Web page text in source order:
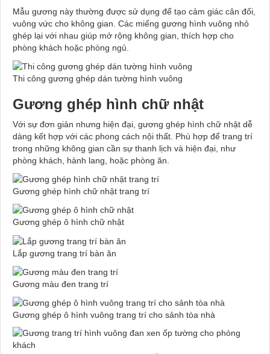
Mẫu gương này thường được sử dụng để tạo cảm giác cân đối,
vuông vức cho không gian. Các miếng gương hình vuông nhỏ
ghép lại với nhau giúp mở rộng không gian, thích hợp cho
phòng khách hoặc phòng ngủ.
Thi công gương ghép dán tường hình vuông
Gương ghép hình chữ nhật
Với sự đơn giản nhưng hiện đại, gương ghép hình chữ nhật dễ
dàng kết hợp với các phong cách nội thất. Phù hợp để trang trí
trong những không gian cần sự thanh lịch và hiện đại, như
phòng khách, hành lang, hoặc phòng ăn.
Gương ghép hình chữ nhật trang trí
Gương ghép ô hình chữ nhật
Lắp gương trang trí bàn ăn
Gương màu đen trang trí
Gương ghép ô hình vuông trang trí cho sảnh tòa nhà